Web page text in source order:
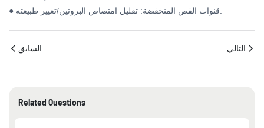
السابق التالي
Related Questions